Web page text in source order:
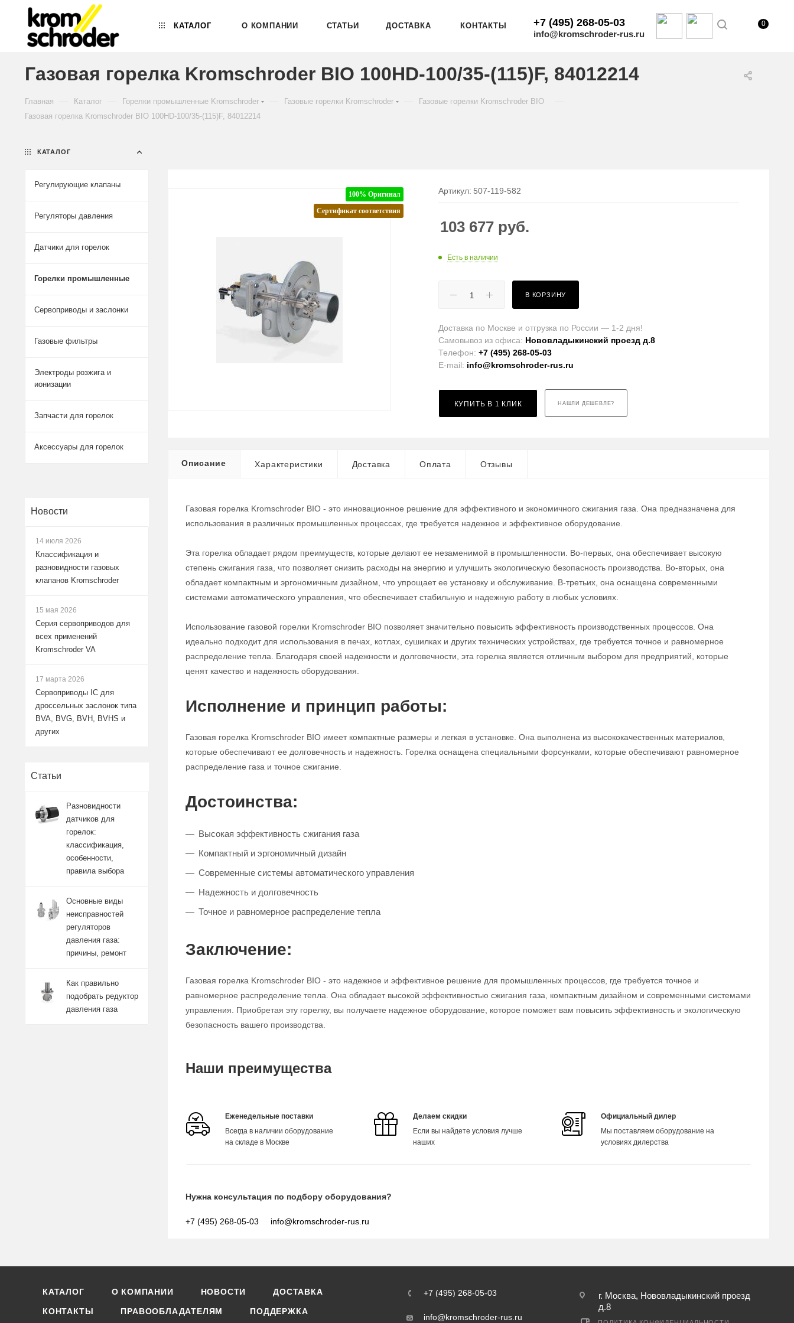
КАТАЛОГ О КОМПАНИИ СТАТЬИ ДОСТАВКА КОНТАКТЫ +7 (495) 268-05-03
info@kromschroder-rus.ru
0
Газовая горелка Kromschroder BIO 100HD-100/35-(115)F, 84012214
Главная Каталог Горелки промышленные Kromschroder Газовые горелки Kromschroder Газовые горелки Kromschroder BIO
Газовая горелка Kromschroder BIO 100HD-100/35-(115)F, 84012214
100% Оригинал
Сертификат соответствия
Артикул: 507-119-582
103 677 руб.
Есть в наличии
В КОРЗИНУ
Доставка по Москве и отгрузка по России — 1-2 дня!
Самовывоз из офиса: Нововладыкинский проезд д.8
Телефон:+7 (495) 268-05-03
E-mail: info@kromschroder-rus.ru
КУПИТЬ В 1 КЛИК НАШЛИ ДЕШЕВЛЕ?
Описание Характеристики Доставка Оплата Отзывы
Газовая горелка Kromschroder BIO - это инновационное решение для эффективного и экономичного сжигания газа. Она предназначена для
использования в различных промышленных процессах, где требуется надежное и эффективное оборудование.
Эта горелка обладает рядом преимуществ, которые делают ее незаменимой в промышленности. Во-первых, она обеспечивает высокую
степень сжигания газа, что позволяет снизить расходы на энергию и улучшить экологическую безопасность производства. Во-вторых, она
обладает компактным и эргономичным дизайном, что упрощает ее установку и обслуживание. В-третьих, она оснащена современными
системами автоматического управления, что обеспечивает стабильную и надежную работу в любых условиях.
Использование газовой горелки Kromschroder BIO позволяет значительно повысить эффективность производственных процессов. Она
идеально подходит для использования в печах, котлах, сушилках и других технических устройствах, где требуется точное и равномерное
распределение тепла. Благодаря своей надежности и долговечности, эта горелка является отличным выбором для предприятий, которые
ценят качество и надежность оборудования.
Исполнение и принцип работы:
Газовая горелка Kromschroder BIO имеет компактные размеры и легкая в установке. Она выполнена из высококачественных материалов,
которые обеспечивают ее долговечность и надежность. Горелка оснащена специальными форсунками, которые обеспечивают равномерное
распределение газа и точное сжигание.
Достоинства:
Высокая эффективность сжигания газа
Компактный и эргономичный дизайн
Современные системы автоматического управления
Надежность и долговечность
Точное и равномерное распределение тепла
Заключение:
Газовая горелка Kromschroder BIO - это надежное и эффективное решение для промышленных процессов, где требуется точное и
равномерное распределение тепла. Она обладает высокой эффективностью сжигания газа, компактным дизайном и современными системами
управления. Приобретая эту горелку, вы получаете надежное оборудование, которое поможет вам повысить эффективность и экологическую
безопасность вашего производства.
Наши преимущества
Еженедельные поставки
Всегда в наличии оборудование
на складе в Москве
Делаем скидки
Если вы найдете условия лучше
наших
Официальный дилер
Мы поставляем оборудование на
условиях дилерства
Нужна консультация по подбору оборудования?
+7 (495) 268-05-03 info@kromschroder-rus.ru
КАТАЛОГ
Регулирующие клапаны
Регуляторы давления
Датчики для горелок
Горелки промышленные
Сервоприводы и заслонки
Газовые фильтры
Электроды розжига и
ионизации
Запчасти для горелок
Аксессуары для горелок
Новости
14 июля 2026
Классификация и
разновидности газовых
клапанов Kromschroder
15 мая 2026
Серия сервоприводов для
всех применений
Kromschroder VA
17 марта 2026
Сервоприводы IC для
дроссельных заслонок типа
BVA, BVG, BVH, BVHS и
других
Статьи
Разновидности
датчиков для
горелок:
классификация,
особенности,
правила выбора
Основные виды
неисправностей
регуляторов
давления газа:
причины, ремонт
Как правильно
подобрать редуктор
давления газа
КАТАЛОГ О КОМПАНИИ НОВОСТИ ДОСТАВКА
КОНТАКТЫ ПРАВООБЛАДАТЕЛЯМ ПОДДЕРЖКА
+7 (495) 268-05-03
info@kromschroder-rus.ru
г. Москва, Нововладыкинский проезд
д.8